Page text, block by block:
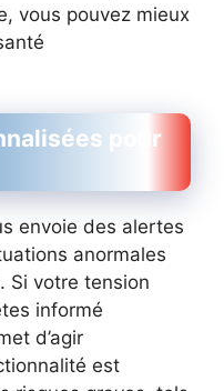
vous pouvez mieux
pour
envoie des alertes
anormales
Si votre tension
informé
d’agir
est